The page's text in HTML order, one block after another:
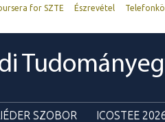
for SZTE Észrevétel
SZOBOR ICOSTEE